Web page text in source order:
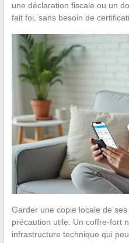
une déclaration fiscale ou un
fait foi, sans besoin de
Garder une copie locale de
précaution utile. Un coffre-fort
infrastructure technique qui